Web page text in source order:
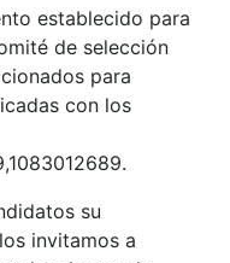
establecido para
de selección
para
con los
su
invitamos a